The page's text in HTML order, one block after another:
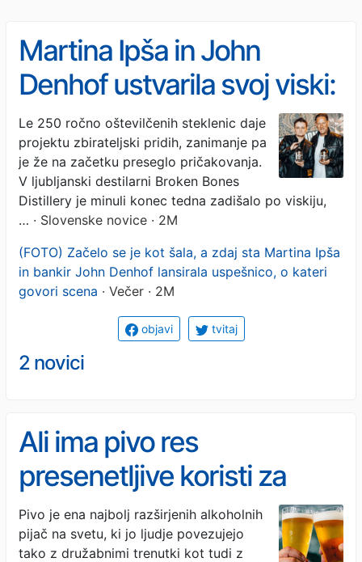
Martina Ipša in John
Denhof ustvarila svoj viski:
omejena izdaja se prodaja
kot za stavo (FOTO)
Le 250 ročno oštevilčenih steklenic daje
projektu zbirateljski pridih, zanimanje pa
je že na začetku preseglo pričakovanja.
V ljubljanski destilarni Broken Bones
Distillery je minuli konec tedna zadišalo po viskiju,
… · Slovenske novice · 2M
(FOTO) Začelo se je kot šala, a zdaj sta Martina Ipša
in bankir John Denhof lansirala uspešnico, o kateri
govori scena · Večer · 2M
objavi tvitaj
2 novici
Ali ima pivo res
presenetljive koristi za
zdravje? Kaj pravi
znanost?
Pivo je ena najbolj razširjenih alkoholnih
pijač na svetu, ki jo ljudje povezujejo
tako z družabnimi trenutki kot tudi z